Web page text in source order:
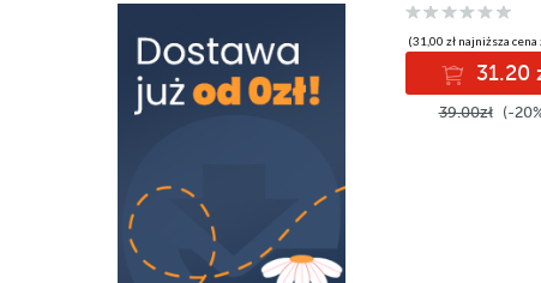
(31,00 zł najniższa cena
31.20
39.00zł (-